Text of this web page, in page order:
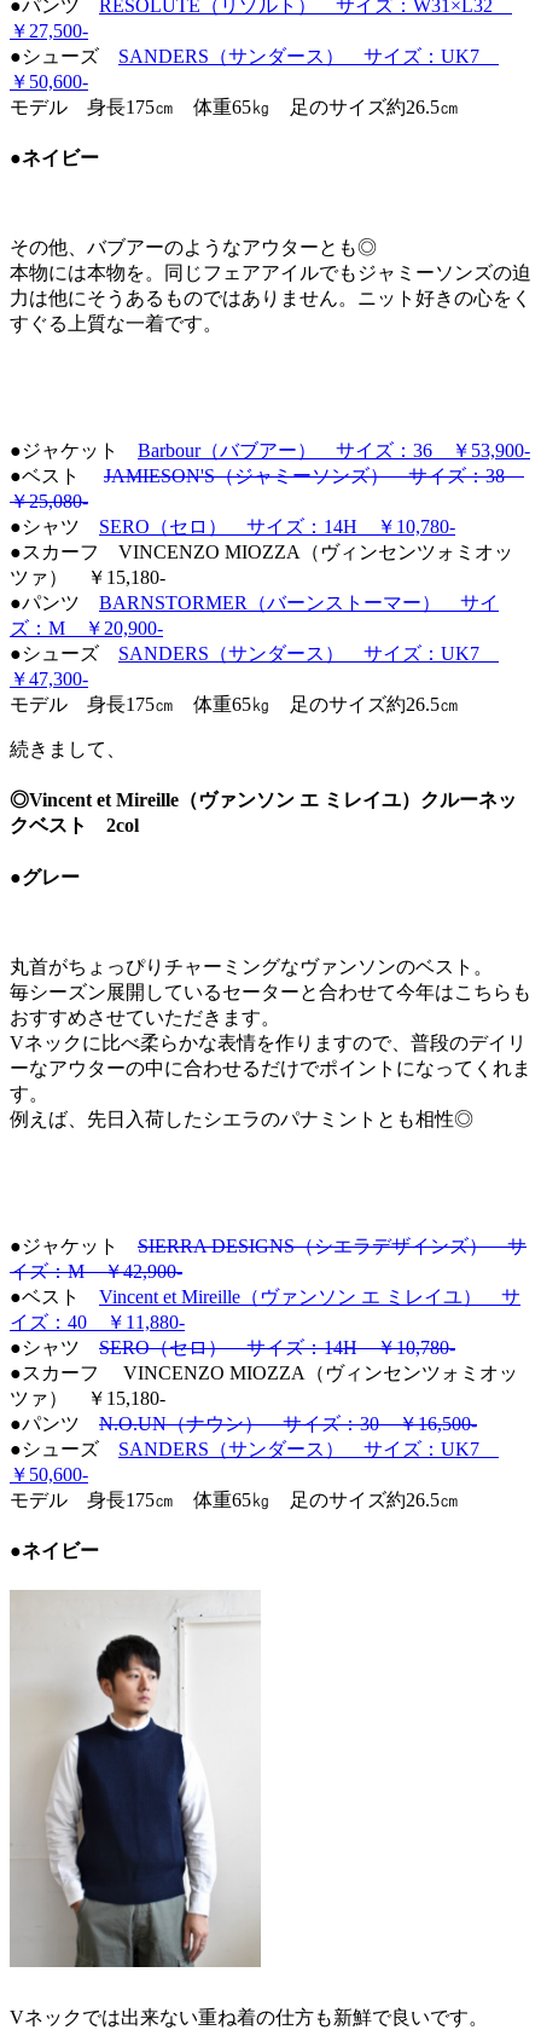
●パンツ
RESOLUTE（リゾルト） サイズ：W31×L32
￥27,500-
●シューズ SANDERS（サンダース） サイズ：UK7
￥50,600-
モデル 身長175㎝ 体重65㎏ 足のサイズ約26.5㎝
●ネイビー
その他、バブアーのようなアウターとも◎
本物には本物を。同じフェアアイルでもジャミーソンズの迫
力は他にそうあるものではありません。ニット好きの心をく
すぐる上質な一着です。
●ジャケット Barbour（バブアー） サイズ：36 ￥53,900-
●ベスト JAMIESON'S（ジャミーソンズ） サイズ：38
￥25,080-
●シャツ SERO（セロ） サイズ：14H ￥10,780-
●スカーフ VINCENZO MIOZZA（ヴィンセンツォミオッ
ツァ） ￥15,180-
●パンツ BARNSTORMER（バーンストーマー） サイ
ズ：M ￥20,900-
●シューズ SANDERS（サンダース） サイズ：UK7
￥47,300-
モデル 身長175㎝ 体重65㎏ 足のサイズ約26.5㎝
続きまして、
◎Vincent et Mireille（ヴァンソン エ ミレイユ）クルーネッ
クベスト 2col
●グレー
丸首がちょっぴりチャーミングなヴァンソンのベスト。
毎シーズン展開しているセーターと合わせて今年はこちらも
おすすめさせていただきます。
Vネックに比べ柔らかな表情を作りますので、普段のデイリ
ーなアウターの中に合わせるだけでポイントになってくれま
す。
例えば、先日入荷したシエラのパナミントとも相性◎
●ジャケット SIERRA DESIGNS（シエラデザインズ） サ
イズ：M ￥42,900-
●ベスト Vincent et Mireille（ヴァンソン エ ミレイユ） サ
イズ：40 ￥11,880-
●シャツ SERO（セロ） サイズ：14H ￥10,780-
●スカーフ VINCENZO MIOZZA（ヴィンセンツォミオッ
ツァ） ￥15,180-
●パンツ N.O.UN（ナウン） サイズ：30 ￥16,500-
●シューズ SANDERS（サンダース） サイズ：UK7
￥50,600-
モデル 身長175㎝ 体重65㎏ 足のサイズ約26.5㎝
●ネイビー
Vネックでは出来ない重ね着の仕方も新鮮で良いです。